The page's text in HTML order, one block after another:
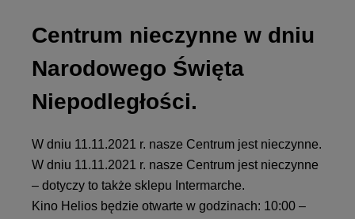
Centrum nieczynne w dniu
Narodowego Święta
Niepodległości.
W dniu 11.11.2021 r. nasze Centrum jest nieczynne.
W dniu 11.11.2021 r. nasze Centrum jest nieczynne
– dotyczy to także sklepu Intermarche.
Kino Helios będzie otwarte w godzinach: 10:00 –